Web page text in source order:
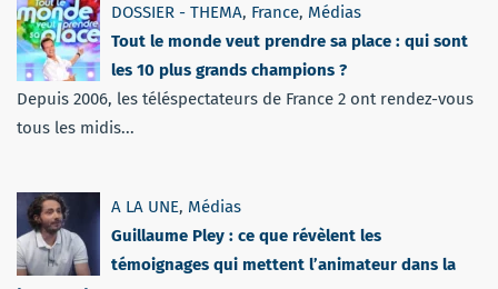
DOSSIER - THEMA, France, Médias
Tout le monde veut prendre sa place : qui sont
les 10 plus grands champions ?
Depuis 2006, les téléspectateurs de France 2 ont rendez-vous
tous les midis...
A LA UNE, Médias
Guillaume Pley : ce que révèlent les
témoignages qui mettent l’animateur dans la